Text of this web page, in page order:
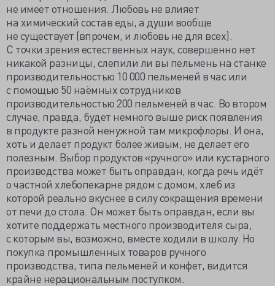
не имеет отношения. Любовь не влияет
на химический состав еды, а души вообще
не существует (впрочем, и любовь не для всех).
С точки зрения естественных наук, совершенно нет
никакой разницы, слепили ли вы пельмень на станке
производительностью 10 000 пельменей в час или
с помощью 50 наёмных сотрудников
производительностью 200 пельменей в час. Во втором
случае, правда, будет немного выше риск появления
в продукте разной ненужной там микрофлоры. И она,
хоть и делает продукт более живым, не делает его
полезным. Выбор продуктов «ручного» или кустарного
производства может быть оправдан, когда речь идёт
о частной хлебопекарне рядом с домом, хлеб из
которой реально вкуснее в силу сокращения времени
от печи до стола. Он может быть оправдан, если вы
хотите поддержать местного производителя сыра,
с которым вы, возможно, вместе ходили в школу. Но
покупка промышленных товаров ручного
производства, типа пельменей и конфет, видится
крайне нерациональным поступком.